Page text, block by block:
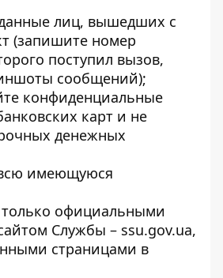
лиц, вышедших с
(запишите номер
поступил вызов,
сообщений);
конфиденциальные
карт и не
денежных
имеющуюся
только официальными
Службы – ssu.gov.ua,
страницами в